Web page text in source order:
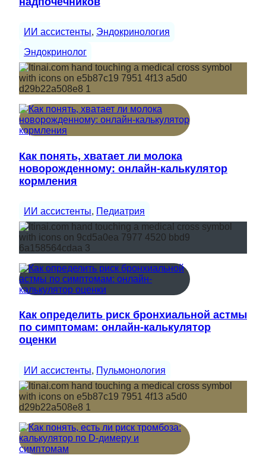
ИИ ассистенты, Эндокринология
Эндокринолог
Как понять, хватает ли молока
новорожденному: онлайн-калькулятор
кормления
ИИ ассистенты, Педиатрия
Как определить риск бронхиальной астмы
по симптомам: онлайн-калькулятор
оценки
ИИ ассистенты, Пульмонология